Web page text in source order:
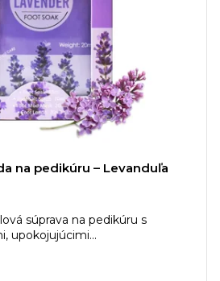
na pedikúru – Levanduľa
súprava na pedikúru s
upokojujúcimi...